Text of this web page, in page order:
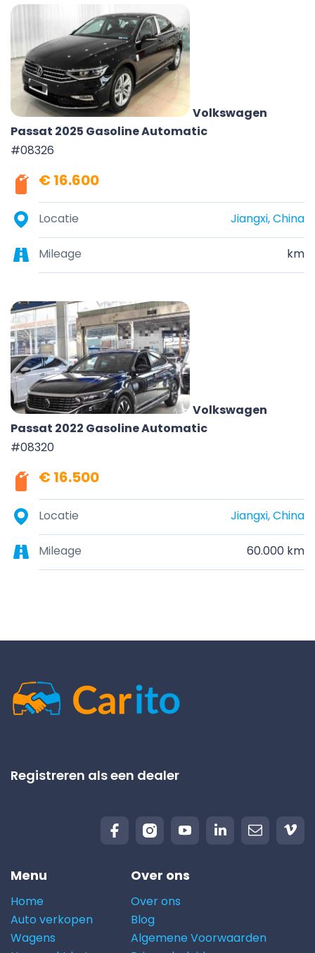
Volkswagen
Passat 2025 Gasoline Automatic
#08326
€ 16.600
Locatie Jiangxi, China
Mileage km
Volkswagen
Passat 2022 Gasoline Automatic
#08320
€ 16.500
Locatie Jiangxi, China
Mileage 60.000 km
Registreren als een dealer
Menu
Home
Auto verkopen
Wagens
Over ons
Over ons
Blog
Algemene Voorwaarden